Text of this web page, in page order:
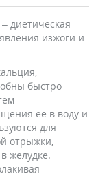
диетическая
изжоги и
быстро
ее в воду и
для
отрыжки,
желудке.